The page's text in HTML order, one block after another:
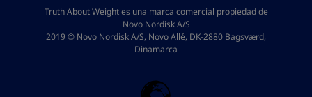
Truth About Weight es una marca comercial propiedad de
Novo Nordisk A/S
2019 © Novo Nordisk A/S, Novo Allé, DK-2880 Bagsværd,
Dinamarca